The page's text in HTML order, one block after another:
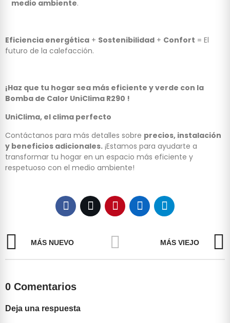
medio ambiente.
Eficiencia energética + Sostenibilidad + Confort = El
futuro de la calefacción.
¡Haz que tu hogar sea más eficiente y verde con la
Bomba de Calor UniClima R290 !
UniClima, el clima perfecto
Contáctanos para más detalles sobre precios, instalación
y beneficios adicionales. ¡Estamos para ayudarte a
transformar tu hogar en un espacio más eficiente y
respetuoso con el medio ambiente!
MÁS NUEVO MÁS VIEJO
0 Comentarios
Deja una respuesta